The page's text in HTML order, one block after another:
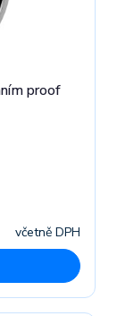
proof
včetně DPH